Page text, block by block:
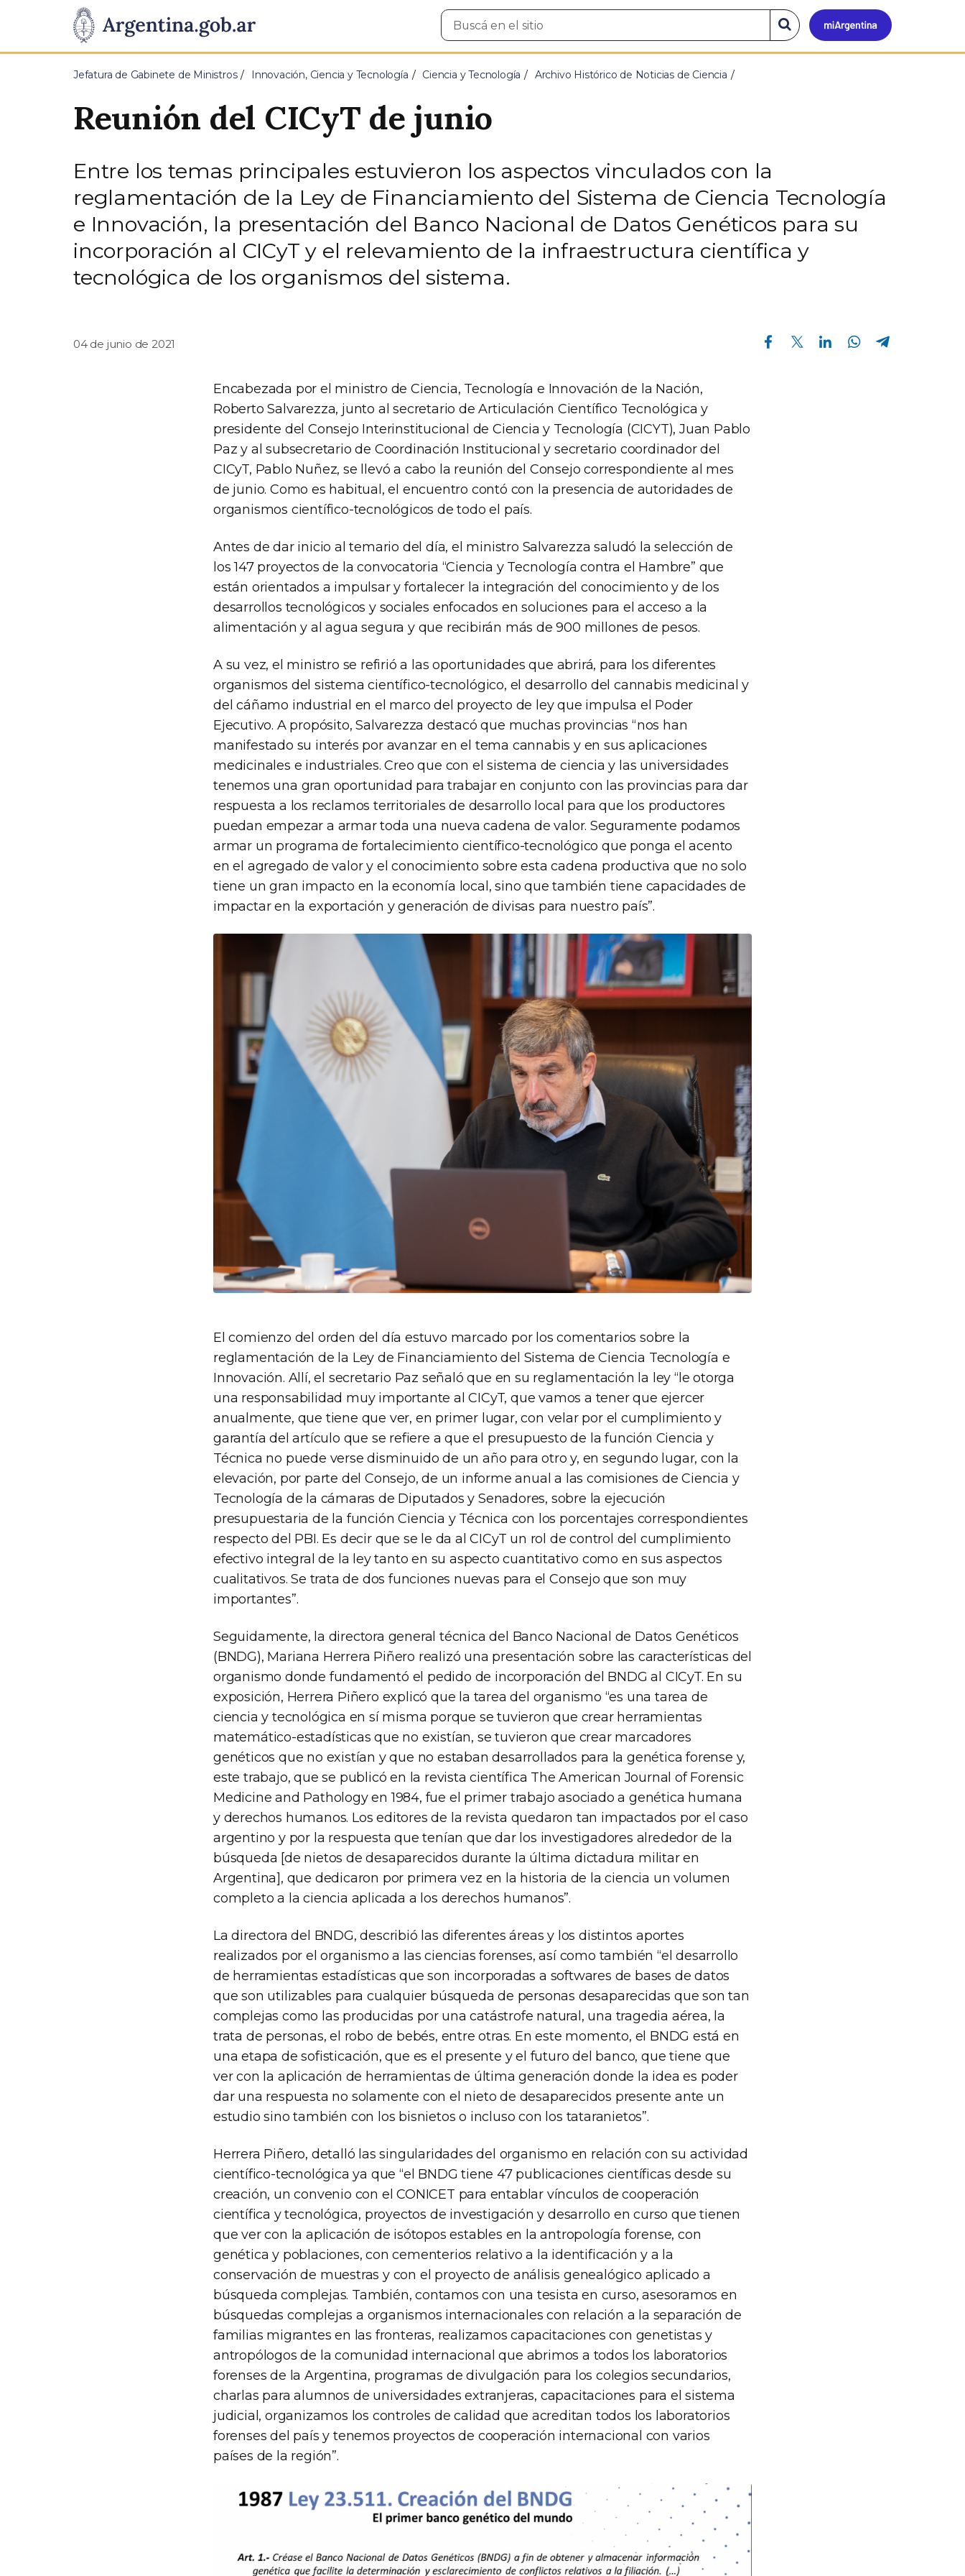
Presidencia
de
Pasar al contenido principal
Mi
Buscar
en
Buscar
en
el
Jefatura de Gabinete de Ministros Innovación, Ciencia y Tecnología Ciencia y Tecnología Archivo Histórico de Noticias de Ciencia
Reunión del CICyT de junio
Entre los temas principales estuvieron los aspectos vinculados con la
reglamentación de la Ley de Financiamiento del Sistema de Ciencia Tecnología
e Innovación, la presentación del Banco Nacional de Datos Genéticos para su
incorporación al CICyT y el relevamiento de la infraestructura científica y
tecnológica de los organismos del sistema.
04 de junio de 2021
Compartir en Facebook Compartir en Twitter Compartir en Linkedin Compartir en Whatsapp
Encabezada por el ministro de Ciencia, Tecnología e Innovación de la Nación,
Roberto Salvarezza, junto al secretario de Articulación Científico Tecnológica y
presidente del Consejo Interinstitucional de Ciencia y Tecnología (CICYT), Juan Pablo
Paz y al subsecretario de Coordinación Institucional y secretario coordinador del
CICyT, Pablo Nuñez, se llevó a cabo la reunión del Consejo correspondiente al mes
de junio. Como es habitual, el encuentro contó con la presencia de autoridades de
organismos científico-tecnológicos de todo el país.
Antes de dar inicio al temario del día, el ministro Salvarezza saludó la selección de
los 147 proyectos de la convocatoria “Ciencia y Tecnología contra el Hambre” que
están orientados a impulsar y fortalecer la integración del conocimiento y de los
desarrollos tecnológicos y sociales enfocados en soluciones para el acceso a la
alimentación y al agua segura y que recibirán más de 900 millones de pesos.
A su vez, el ministro se refirió a las oportunidades que abrirá, para los diferentes
organismos del sistema científico-tecnológico, el desarrollo del cannabis medicinal y
del cáñamo industrial en el marco del proyecto de ley que impulsa el Poder
Ejecutivo. A propósito, Salvarezza destacó que muchas provincias “nos han
manifestado su interés por avanzar en el tema cannabis y en sus aplicaciones
medicinales e industriales. Creo que con el sistema de ciencia y las universidades
tenemos una gran oportunidad para trabajar en conjunto con las provincias para dar
respuesta a los reclamos territoriales de desarrollo local para que los productores
puedan empezar a armar toda una nueva cadena de valor. Seguramente podamos
armar un programa de fortalecimiento científico-tecnológico que ponga el acento
en el agregado de valor y el conocimiento sobre esta cadena productiva que no solo
tiene un gran impacto en la economía local, sino que también tiene capacidades de
impactar en la exportación y generación de divisas para nuestro país”.
El comienzo del orden del día estuvo marcado por los comentarios sobre la
reglamentación de la Ley de Financiamiento del Sistema de Ciencia Tecnología e
Innovación. Allí, el secretario Paz señaló que en su reglamentación la ley “le otorga
una responsabilidad muy importante al CICyT, que vamos a tener que ejercer
anualmente, que tiene que ver, en primer lugar, con velar por el cumplimiento y
garantía del artículo que se refiere a que el presupuesto de la función Ciencia y
Técnica no puede verse disminuido de un año para otro y, en segundo lugar, con la
elevación, por parte del Consejo, de un informe anual a las comisiones de Ciencia y
Tecnología de la cámaras de Diputados y Senadores, sobre la ejecución
presupuestaria de la función Ciencia y Técnica con los porcentajes correspondientes
respecto del PBI. Es decir que se le da al CICyT un rol de control del cumplimiento
efectivo integral de la ley tanto en su aspecto cuantitativo como en sus aspectos
cualitativos. Se trata de dos funciones nuevas para el Consejo que son muy
importantes”.
Seguidamente, la directora general técnica del Banco Nacional de Datos Genéticos
(BNDG), Mariana Herrera Piñero realizó una presentación sobre las características del
organismo donde fundamentó el pedido de incorporación del BNDG al CICyT. En su
exposición, Herrera Piñero explicó que la tarea del organismo “es una tarea de
ciencia y tecnológica en sí misma porque se tuvieron que crear herramientas
matemático-estadísticas que no existían, se tuvieron que crear marcadores
genéticos que no existían y que no estaban desarrollados para la genética forense y,
este trabajo, que se publicó en la revista científica The American Journal of Forensic
Medicine and Pathology en 1984, fue el primer trabajo asociado a genética humana
y derechos humanos. Los editores de la revista quedaron tan impactados por el caso
argentino y por la respuesta que tenían que dar los investigadores alrededor de la
búsqueda [de nietos de desaparecidos durante la última dictadura militar en
Argentina], que dedicaron por primera vez en la historia de la ciencia un volumen
completo a la ciencia aplicada a los derechos humanos”.
La directora del BNDG, describió las diferentes áreas y los distintos aportes
realizados por el organismo a las ciencias forenses, así como también “el desarrollo
de herramientas estadísticas que son incorporadas a softwares de bases de datos
que son utilizables para cualquier búsqueda de personas desaparecidas que son tan
complejas como las producidas por una catástrofe natural, una tragedia aérea, la
trata de personas, el robo de bebés, entre otras. En este momento, el BNDG está en
una etapa de sofisticación, que es el presente y el futuro del banco, que tiene que
ver con la aplicación de herramientas de última generación donde la idea es poder
dar una respuesta no solamente con el nieto de desaparecidos presente ante un
estudio sino también con los bisnietos o incluso con los tataranietos”.
Herrera Piñero, detalló las singularidades del organismo en relación con su actividad
científico-tecnológica ya que “el BNDG tiene 47 publicaciones científicas desde su
creación, un convenio con el CONICET para entablar vínculos de cooperación
científica y tecnológica, proyectos de investigación y desarrollo en curso que tienen
que ver con la aplicación de isótopos estables en la antropología forense, con
genética y poblaciones, con cementerios relativo a la identificación y a la
conservación de muestras y con el proyecto de análisis genealógico aplicado a
búsqueda complejas. También, contamos con una tesista en curso, asesoramos en
búsquedas complejas a organismos internacionales con relación a la separación de
familias migrantes en las fronteras, realizamos capacitaciones con genetistas y
antropólogos de la comunidad internacional que abrimos a todos los laboratorios
forenses de la Argentina, programas de divulgación para los colegios secundarios,
charlas para alumnos de universidades extranjeras, capacitaciones para el sistema
judicial, organizamos los controles de calidad que acreditan todos los laboratorios
forenses del país y tenemos proyectos de cooperación internacional con varios
países de la región”.